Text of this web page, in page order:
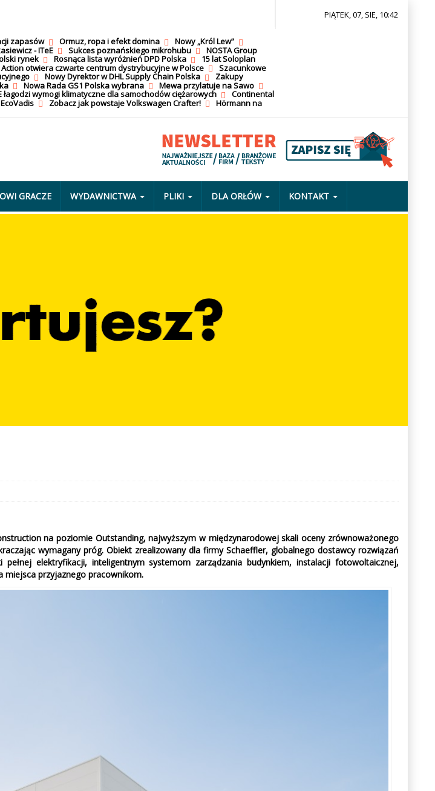
zapasów Ormuz, ropa i efekt domina
Nowy „Król Lew”
- ITeE Sukces poznańskiego mikrohubu
NOSTA Group
rynek Rosnąca lista wyróżnień DPD Polska
15 lat Soloplan
Action otwiera czwarte centrum dystrybucyjne w Polsce
Szacunkowe
Nowy Dyrektor w DHL Supply Chain Polska
Zakupy
Nowa Rada GS1 Polska wybrana
Mewa przylatuje na Sawo
łagodzi wymogi klimatyczne dla samochodów ciężarowych
Continental
Zobacz jak powstaje Volkswagen Crafter!
Hörmann na
PIĄTEK, 07, SIE, 10:42
GRACZE WYDAWNICTWA PLIKI DLA ORŁÓW KONTAKT
na poziomie Outstanding, najwyższym w międzynarodowej skali oceny zrównoważonego
wymagany próg. Obiekt zrealizowany dla firmy Schaeffler, globalnego dostawcy rozwiązań
elektryfikacji, inteligentnym systemom zarządzania budynkiem, instalacji fotowoltaicznej,
przyjaznego pracownikom.